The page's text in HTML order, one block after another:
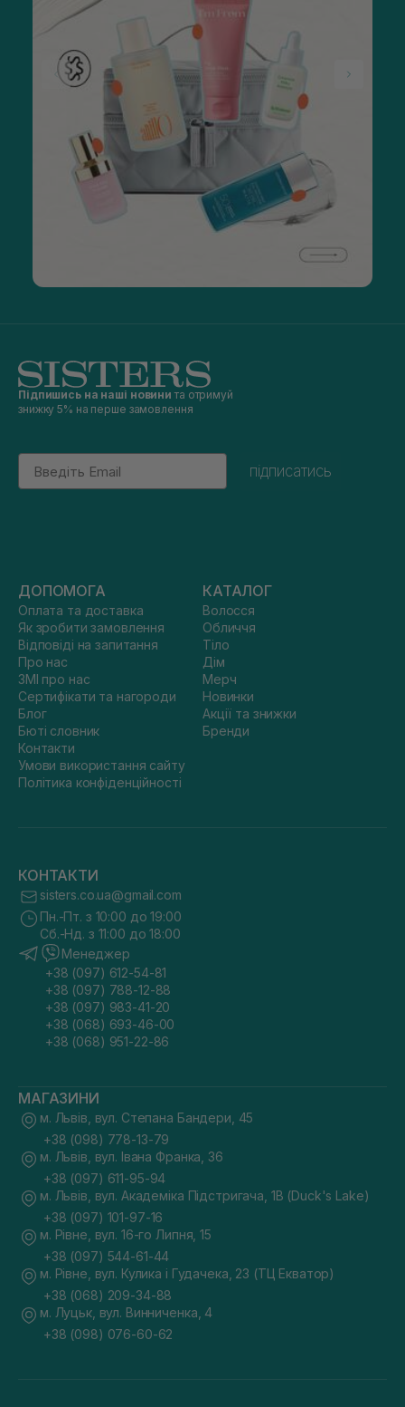
Підпишись на наші новини та отримуй
знижку 5% на перше замовлення
Email
підписатись
ДОПОМОГА
Оплата та доставка
Як зробити замовлення
Відповіді на запитання
Про нас
ЗМІ про нас
Сертифікати та нагороди
Блог
Бюті словник
Контакти
Умови використання сайту
Політика конфіденційності
КАТАЛОГ
Волосся
Обличчя
Тіло
Дім
Мерч
Новинки
Акції та знижки
Бренди
КОНТАКТИ
sisters.co.ua@gmail.com
Пн.-Пт. з 10:00 до 19:00
Сб.-Нд. з 11:00 до 18:00
Менеджер
+38 (097) 612-54-81
+38 (097) 788-12-88
+38 (097) 983-41-20
+38 (068) 693-46-00
+38 (068) 951-22-86
МАГАЗИНИ
м. Львів, вул. Степана Бандери, 45
+38 (098) 778-13-79
м. Львів, вул. Івана Франка, 36
+38 (097) 611-95-94
м. Львів, вул. Академіка Підстригача, 1В (Duck's Lake)
+38 (097) 101-97-16
м. Рівне, вул. 16-го Липня, 15
+38 (097) 544-61-44
м. Рівне, вул. Кулика і Гудачека, 23 (ТЦ Екватор)
+38 (068) 209-34-88
м. Луцьк, вул. Винниченка, 4
+38 (098) 076-60-62